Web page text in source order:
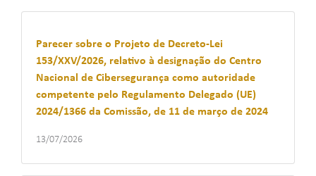
Parecer sobre o Projeto de Decreto-Lei
153/XXV/2026, relativo à designação do Centro
Nacional de Cibersegurança como autoridade
competente pelo Regulamento Delegado (UE)
2024/1366 da Comissão, de 11 de março de 2024
13/07/2026